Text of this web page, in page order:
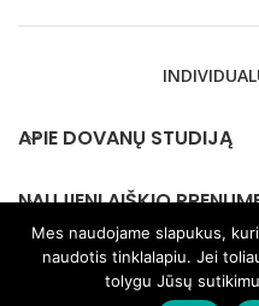
APIE DOVANŲ STUDIJĄ
NAUJIENLAIŠKIO
KONTAKTAI
Mes naudojame slapukus,
naudotis tinklalapiu. Jei
tolygu Jūsų